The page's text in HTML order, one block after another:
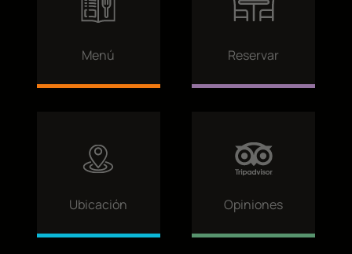
Menú Reservar
Ubicación Opiniones